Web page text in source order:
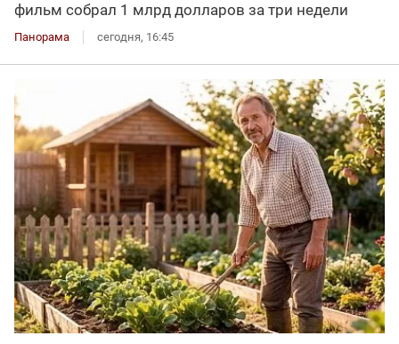
фильм собрал 1 млрд долларов за три недели
Панорама сегодня, 16:45